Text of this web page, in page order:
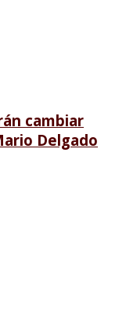
cambiar
Delgado